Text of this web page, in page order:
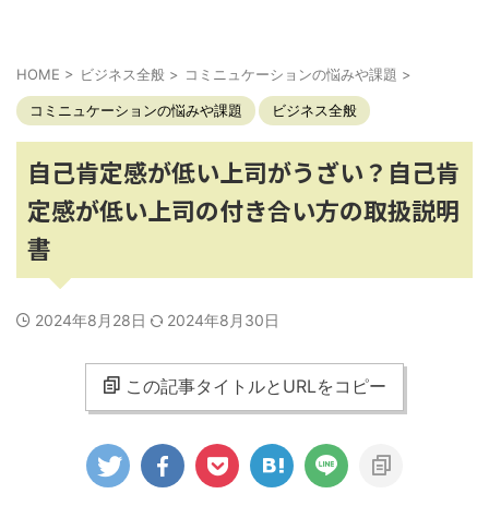
HOME > ビジネス全般 > コミニュケーションの悩みや課題 >
コミニュケーションの悩みや課題 ビジネス全般
自己肯定感が低い上司がうざい？自己肯
定感が低い上司の付き合い方の取扱説明
書
2024年8月28日 2024年8月30日
この記事タイトルとURLをコピー